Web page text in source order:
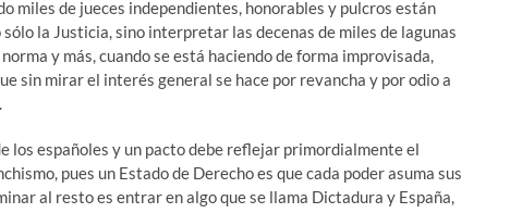
miles de jueces independientes, honorables y pulcros están
la Justicia, sino interpretar las decenas de miles de lagunas
y más, cuando se está haciendo de forma improvisada,
sin mirar el interés general se hace por revancha y por odio a
los españoles y un pacto debe reflejar primordialmente el
pues un Estado de Derecho es que cada poder asuma sus
al resto es entrar en algo que se llama Dictadura y España,